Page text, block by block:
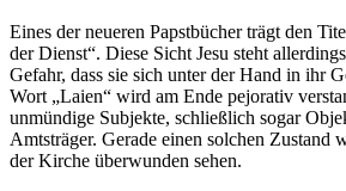
Eines der neueren Papstbücher trägt den
der Dienst“. Diese Sicht Jesu steht
Gefahr, dass sie sich unter der Hand in ihr
Wort „Laien“ wird am Ende pejorativ
unmündige Subjekte, schließlich sogar
Amtsträger. Gerade einen solchen Zustand
der Kirche überwunden sehen.